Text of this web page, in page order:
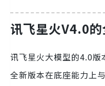
讯飞星火V4.0
讯飞星火大模型的4.0
全新版本在底座能力上